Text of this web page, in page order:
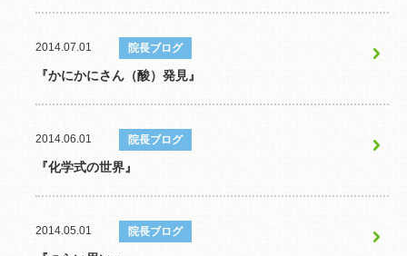
2014.07.01 院長ブログ
『かにかにさん（酸）発見』
2014.06.01 院長ブログ
『化学式の世界』
2014.05.01 院長ブログ